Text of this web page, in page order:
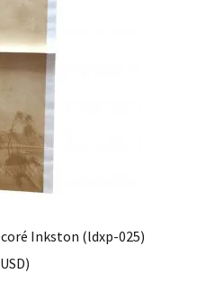
Inkston (ldxp-025)
USD)